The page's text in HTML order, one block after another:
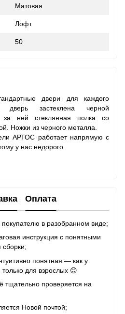
Матовая
Лофт
50
двери для каждого
дверь застеклена черной
ней стеклянная полка со
Ножки из черного металла.
АРТОС работает напрямую с
у нас недорого.
Оплата
покупателю в разобранном виде;
инструкция с понятными
понятная — как у
только для взрослых 😊
тщательно проверяется на
Новой почтой;